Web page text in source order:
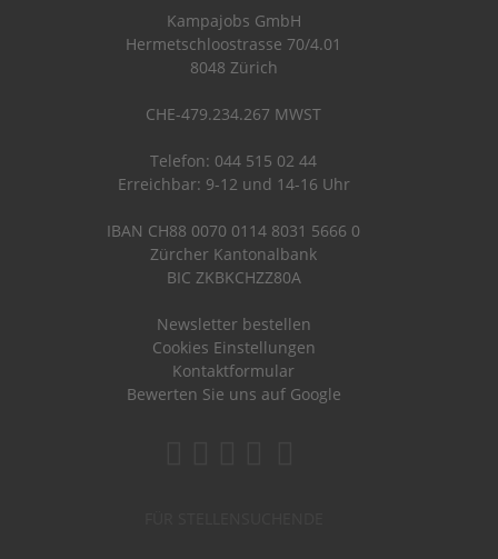
Kampajobs GmbH
Hermetschloostrasse 70/4.01
8048 Zürich
CHE-479.234.267 MWST
Telefon: 044 515 02 44
Erreichbar: 9-12 und 14-16 Uhr
IBAN CH88 0070 0114 8031 5666 0
Zürcher Kantonalbank
BIC ZKBKCHZZ80A
Newsletter bestellen
Cookies Einstellungen
Kontaktformular
Bewerten Sie uns auf Google